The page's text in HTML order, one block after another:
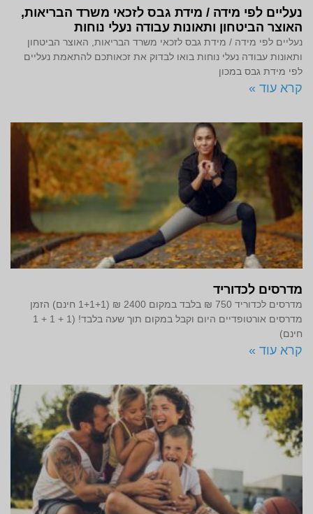
נעליים לפי מידה / מידת גבס לזכאי משרד הבריאות,
האוצר הביטחון ותאונות עבודה נעלי נוחות
נעליים לפי מידה / מידת גבס לזכאי משרד הבריאות, האוצר הביטחון
ותאונות עבודה נעלי נוחות בואו לבדוק את זכאותכם להתאמת נעליים
לפי מידת גבס במכון
קרא עוד »
מדרסים לכדוריד
מדרסים לכדוריד 750 ₪ בלבד במקום 2400 ₪ (1+1+1 חינם) הזמן
מדרסים אורטופדיים היום וקבל במקום תוך שעה בלבד! (1 + 1 + 1
חינם)
קרא עוד »